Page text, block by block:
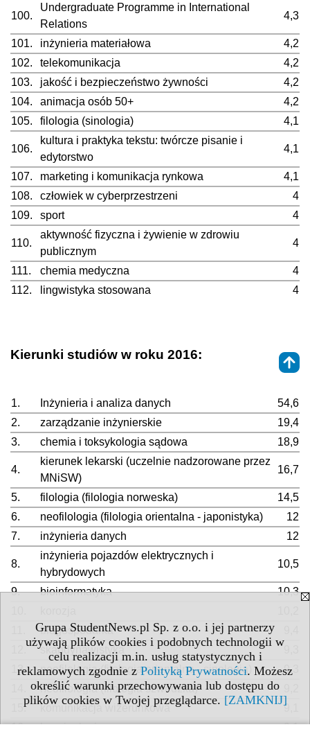
Grupa StudentNews.pl Sp. z o.o. i jej partnerzy
używają plików cookies i podobnych technologii w
celu realizacji m.in. usług statystycznych i
reklamowych zgodnie z Polityką Prywatności. Możesz
określić warunki przechowywania lub dostępu do
plików cookies w Twojej przeglądarce. [ZAMKNIJ]
100.
Undergraduate Programme in International
Relations
4,3
101. inżynieria materiałowa
4,2
102.
telekomunikacja
4,2
103.
jakość i bezpieczeństwo żywności
4,2
104.
animacja osób 50+
4,2
105.
filologia (sinologia) 4,1
106.
kultura i praktyka tekstu: twórcze pisanie i
edytorstwo
4,1
107. marketing i komunikacja rynkowa
4,1
108.
człowiek w cyberprzestrzeni
4
109.
sport 4
110.
aktywność fizyczna i żywienie w zdrowiu
publicznym
4
111. chemia medyczna
4
112.
lingwistyka stosowana 4
Kierunki studiów w roku 2016:
1. Inżynieria i analiza danych
54,6
2.
zarządzanie inżynierskie
19,4
3.
chemia i toksykologia sądowa 18,9
4.
kierunek lekarski (uczelnie nadzorowane przez
MNiSW)
16,7
5. filologia (filologia norweska)
14,5
6.
neofilologia (filologia orientalna - japonistyka)
12
7.
inżynieria danych 12
8.
inżynieria pojazdów elektrycznych i
hybrydowych
10,5
9. bioinformatyka
10,3
biogospodarka
skandynawistyka
13.
neofilologia (filologia orientalna - sinologia)
9,3
neofilologia (filologia szwedzka)
15.
komunikacja wizerunkowa
9,1
16.
kryminologia 9,1